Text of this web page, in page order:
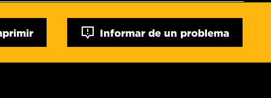
Informar de un problema